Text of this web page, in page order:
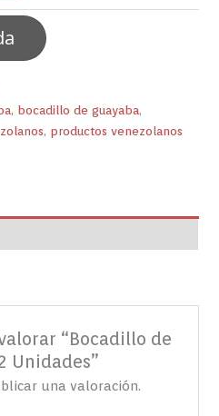
, bocadillo de guayaba,
, productos venezolanos
“Bocadillo de
Unidades”
una valoración.